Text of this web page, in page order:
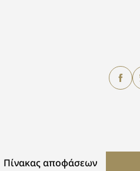
Πίνακας αποφάσεων